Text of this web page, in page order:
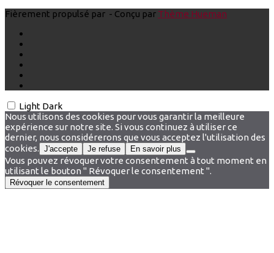
Fièrement propulsé par - Conçu par Thème Hueman
Light Dark
Nous utilisons des cookies pour vous garantir la meilleure
expérience sur notre site. Si vous continuez à utiliser ce
dernier, nous considérerons que vous acceptez l'utilisation des
cookies. J'accepte Je refuse En savoir plus
Vous pouvez révoquer votre consentement à tout moment en
utilisant le bouton " Révoquer le consentement ".
Révoquer le consentement